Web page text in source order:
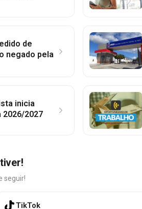
de
negado pela
inicia
2026/2027
seguir!
TikTok